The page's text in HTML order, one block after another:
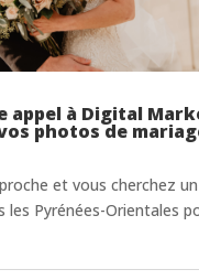
appel à Digital
photos de
et vous cherchez un
Pyrénées-Orientales